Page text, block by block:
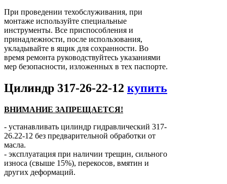
При проведении техобслуживания, при
монтаже используйте специальные
инструменты. Все приспособления и
принадлежности, после использования,
укладывайте в ящик для сохранности. Во
время ремонта руководствуйтесь указаниями
мер безопасности, изложенных в тех паспорте.
Цилиндр 317-26-22-12 купить
ВНИМАНИЕ ЗАПРЕЩАЕТСЯ!
- устанавливать цилиндр гидравлический 317-
26.22-12 без предварительной обработки от
масла.
- эксплуатация при наличии трещин, сильного
износа (свыше 15%), перекосов, вмятин и
других деформаций.